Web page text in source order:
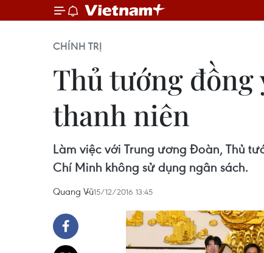
CHÍNH TRỊ
Thủ tướng
thanh niên
Làm việc với Trung ương Đoàn, Thủ
Chí Minh không sử dụng ngân sách.
Quang Vũ15/12/2016 13:45